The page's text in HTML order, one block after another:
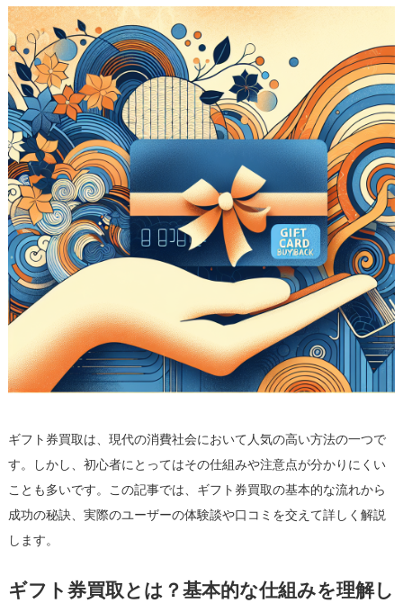
べ
き
成
功
の
秘
訣
と
態
—
実
際
コ
ミ
を
交
て
は
ギフト券買取は、現代の消費社会において人気の高い方法の一つで
す。しかし、初心者にとってはその仕組みや注意点が分かりにくい
ことも多いです。この記事では、ギフト券買取の基本的な流れから
成功の秘訣、実際のユーザーの体験談や口コミを交えて詳しく解説
します。
ギフト券買取とは？基本的な仕組みを理解し